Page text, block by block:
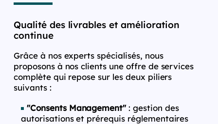
Qualité des livrables et amélioration
continue
Grâce à nos experts spécialisés, nous
proposons à nos clients une offre de services
complète qui repose sur les deux piliers
suivants :
"Consents Management": gestion des
autorisations et prérequis réglementaires